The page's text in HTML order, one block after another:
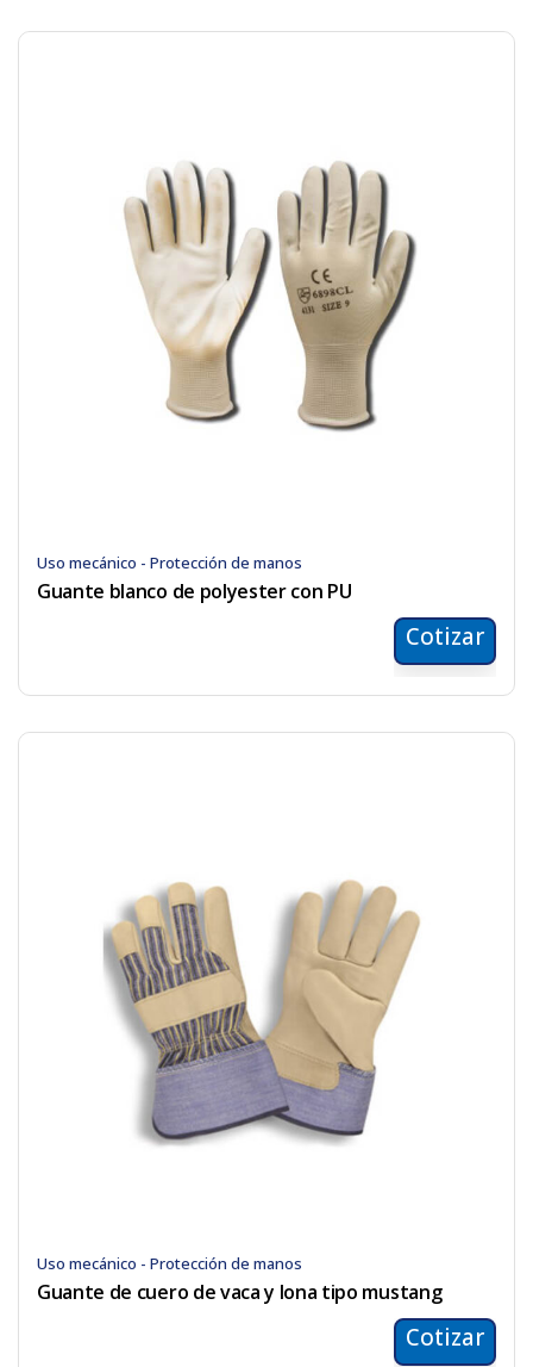
Uso mecánico - Protección de manos
Guante blanco de polyester con PU
Cotizar
Uso mecánico - Protección de manos
Guante de cuero de vaca y lona tipo mustang
Cotizar